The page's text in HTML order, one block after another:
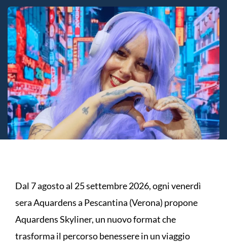
Dal 7 agosto al 25 settembre 2026, ogni venerdì
sera Aquardens a Pescantina (Verona) propone
Aquardens Skyliner, un nuovo format che
trasforma il percorso benessere in un viaggio